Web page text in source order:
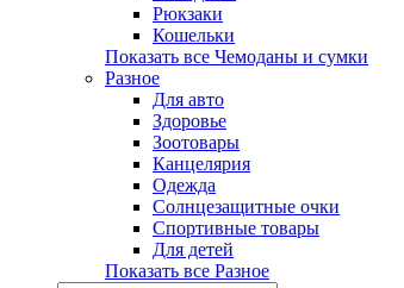
Рюкзаки
Кошельки
Показать все Чемоданы и сумки
Разное
Для авто
Здоровье
Зоотовары
Канцелярия
Одежда
Солнцезащитные очки
Спортивные товары
Для детей
Показать все Разное